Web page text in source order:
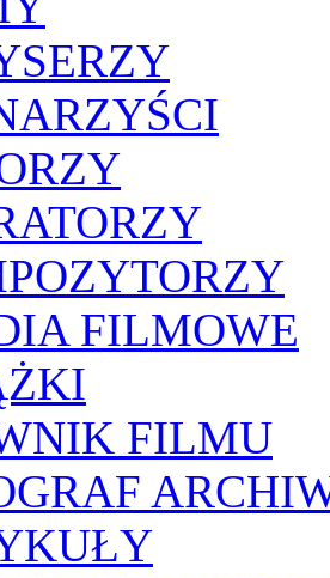
FILMOWE
FILMU